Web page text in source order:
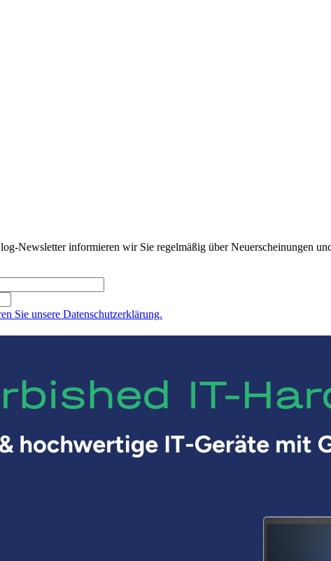
Newsletter informieren wir Sie regelmäßig über Neuerscheinungen
Sie unsere Datenschutzerklärung.